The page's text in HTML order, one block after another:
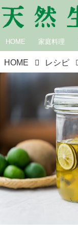
HOME 家庭料理
HOME レシピ